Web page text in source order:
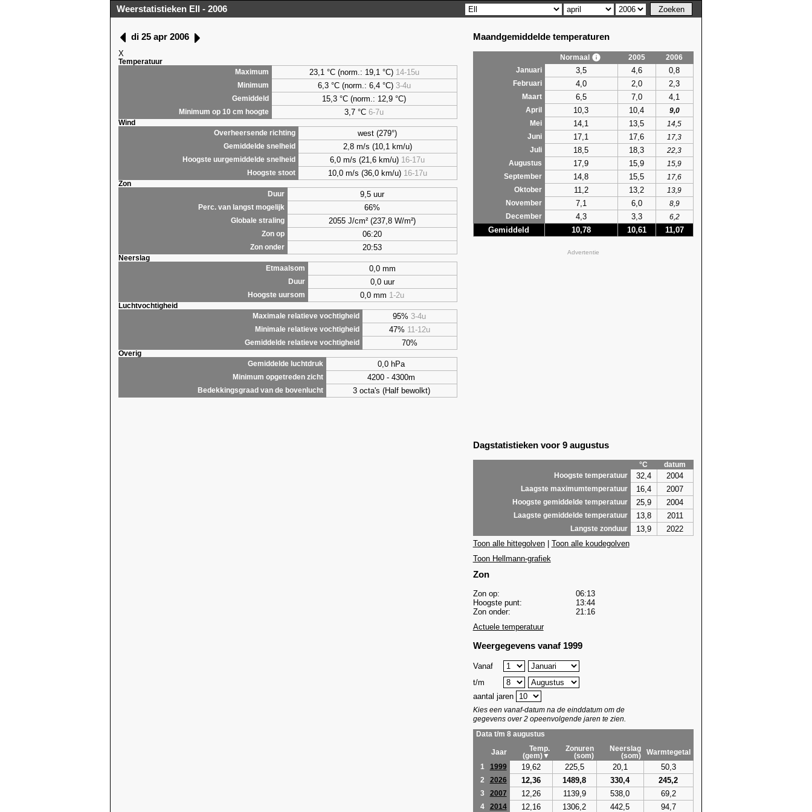
Weerstatistieken Ell - 2006
di 25 apr 2006
X
Temperatuur
Maximum
23,1 °C (norm.: 19,1 °C) 14-15u
Minimum 6,3°C (norm.: 6,4 °C) 3-4u
Gemiddeld 15,3 °C (norm.: 12,9 °C)
Minimum op 10 cm hoogte 3,7 °C6-7u
Wind
Overheersende richting
west (279°)
Gemiddelde snelheid 2,8 m/s (10,1 km/u)
Hoogste uurgemiddelde snelheid 6,0 m/s (21,6 km/u) 16-17u
Hoogste stoot 10,0 m/s (36,0 km/u) 16-17u
Zon
Duur
9,5 uur
Perc. van langst mogelijk 66%
Globale straling 2055 J/cm² (237,8 W/m²)
Zon op 06:20
Zon onder 20:53
Neerslag
Etmaalsom
0,0 mm
Duur 0,0 uur
Hoogste uursom 0,0 mm 1-2u
Luchtvochtigheid
Maximale relatieve vochtigheid
95% 3-4u
Minimale relatieve vochtigheid 47% 11-12u
Gemiddelde relatieve vochtigheid 70%
Overig
Gemiddelde luchtdruk
0,0 hPa
Minimum opgetreden zicht 4200 - 4300m
Bedekkingsgraad van de bovenlucht 3 octa's (Half bewolkt)
Maandgemiddelde temperaturen
Normaal 2005
2006
Januari
3,5 4,6 0,8
Februari 4,0 2,0 2,3
Maart 6,5 7,0 4,1
April 10,3 10,4
9,0
Mei
14,1 13,5
14,5
Juni
17,1 17,6
17,3
Juli
18,5 18,3
22,3
Augustus
17,9 15,9
15,9
September
14,8 15,5
17,6
Oktober
11,2 13,2
13,9
November
7,1 6,0
8,9
December
4,3 3,3 6,2
Gemiddeld 10,78 10,61 11,07
Advertentie
Dagstatistieken voor 9 augustus
°C
datum
Hoogste temperatuur
32,4 2004
Laagste maximumtemperatuur 16,4 2007
Hoogste gemiddelde temperatuur 25,9 2004
Laagste gemiddelde temperatuur 13,8 2011
Langste zonduur 13,9
2022
Toon alle hittegolven| Toon alle koudegolven
Toon Hellmann-grafiek
Zon
Zon op:
06:13
Hoogste punt:
13:44
Zon onder:
21:16
Actuele temperatuur
Weergegevens vanaf 1999
Vanaf
t/m
aantal jaren
Kies een vanaf-datum na de einddatum om de
gegevens over 2 opeenvolgende jaren te zien.
Data t/m 8 augustus
Jaar
Temp.
(gem)▼
Zonuren
(som)
Neerslag
(som)
Warmtegetal
1
1999 19,62 225,5 20,1 50,3
2 2026 12,36 1489,8 330,4 245,2
3 2007 12,26 1139,9 538,0 69,2
4 2014 12,16 1306,2 442,5 94,7